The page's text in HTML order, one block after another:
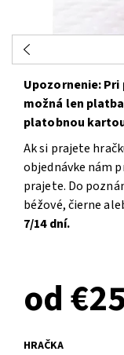
Upozornenie:
možná len
platobnou
Ak si prajete
objednávke nám
prajete. Do
béžové, čierne
7/14 dní.
od
HRAČKA